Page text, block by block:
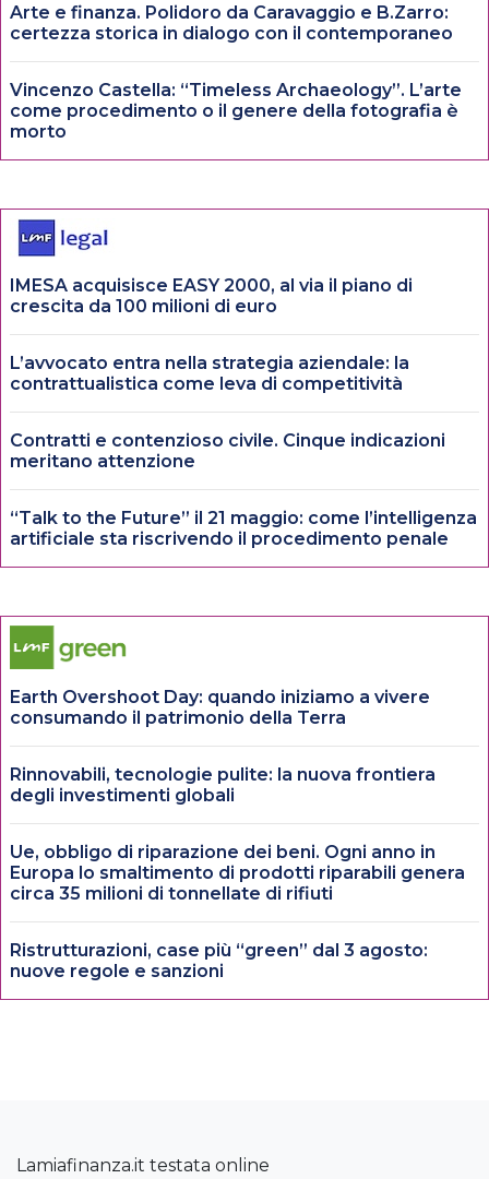
Arte e finanza. Polidoro da Caravaggio e B.Zarro:
certezza storica in dialogo con il contemporaneo
Vincenzo Castella: “Timeless Archaeology”. L’arte
come procedimento o il genere della fotografia è
morto
IMESA acquisisce EASY 2000, al via il piano di
crescita da 100 milioni di euro
L’avvocato entra nella strategia aziendale: la
contrattualistica come leva di competitività
Contratti e contenzioso civile. Cinque indicazioni
meritano attenzione
“Talk to the Future” il 21 maggio: come l’intelligenza
artificiale sta riscrivendo il procedimento penale
Earth Overshoot Day: quando iniziamo a vivere
consumando il patrimonio della Terra
Rinnovabili, tecnologie pulite: la nuova frontiera
degli investimenti globali
Ue, obbligo di riparazione dei beni. Ogni anno in
Europa lo smaltimento di prodotti riparabili genera
circa 35 milioni di tonnellate di rifiuti
Ristrutturazioni, case più “green” dal 3 agosto:
nuove regole e sanzioni
Lamiafinanza.it testata online